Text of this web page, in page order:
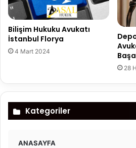
Bilişim Hukuku Avukatı
İstanbul Florya
4 Mart 2024
28
Kategoriler
ANASAYFA